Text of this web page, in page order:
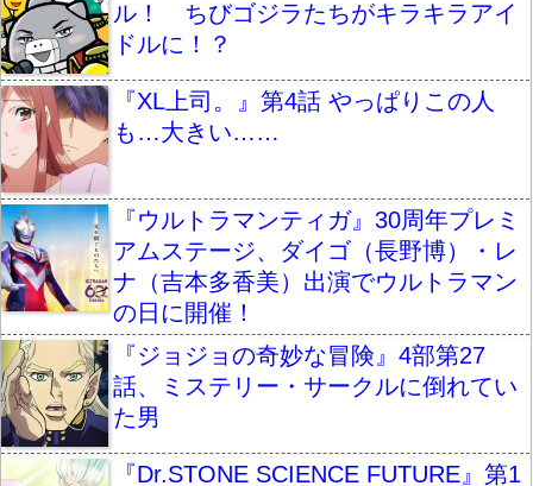
ル！ ちびゴジラたちがキラキラアイ
ドルに！？
『XL上司。』第4話 やっぱりこの人
も…大きい……
『ウルトラマンティガ』30周年プレミ
アムステージ、ダイゴ（長野博）・レ
ナ（吉本多香美）出演でウルトラマン
の日に開催！
『ジョジョの奇妙な冒険』4部第27
話、ミステリー・サークルに倒れてい
た男
『Dr.STONE SCIENCE FUTURE』第1